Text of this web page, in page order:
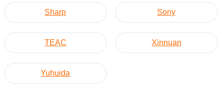
Sharp Sony
TEAC Xinnuan
Yuhuida